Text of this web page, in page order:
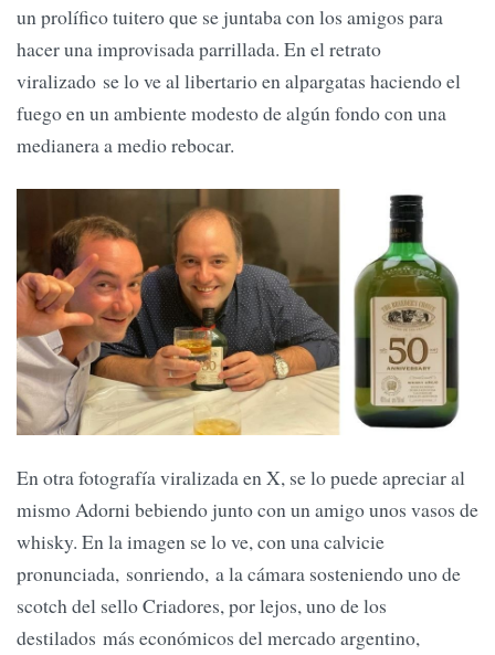
un prolífico tuitero que se juntaba con los amigos para
hacer una improvisada parrillada. En el retrato
viralizado se lo ve al libertario en alpargatas haciendo el
fuego en un ambiente modesto de algún fondo con una
medianera a medio rebocar.
En otra fotografía viralizada en X, se lo puede apreciar al
mismo Adorni bebiendo junto con un amigo unos vasos de
whisky. En la imagen se lo ve, con una calvicie
pronunciada, sonriendo, a la cámara sosteniendo uno de
scotch del sello Criadores, por lejos, uno de los
destilados más económicos del mercado argentino,